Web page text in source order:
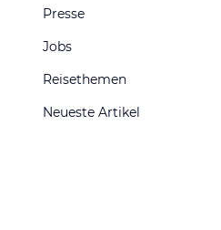
Presse
Jobs
Reisethemen
Neueste Artikel